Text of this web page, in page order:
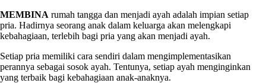
MEMBINA rumah tangga dan menjadi ayah adalah impian setiap
pria. Hadirnya seorang anak dalam keluarga akan melengkapi
kebahagiaan, terlebih bagi pria yang akan menjadi ayah.
Setiap pria memiliki cara sendiri dalam mengimplementasikan
perannya sebagai sosok ayah. Tentunya, setiap ayah menginginkan
yang terbaik bagi kebahagiaan anak-anaknya.